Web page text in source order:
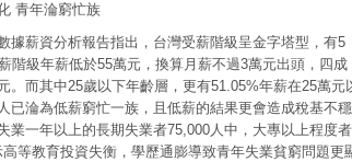
青年淪窮忙族
據薪資分析報告指出，台灣受薪階級呈金字塔型，有5
階級年薪低於55萬元，換算月薪不過3萬元出頭，四成
。而其中25歲以下年齡層，更有51.05%年薪在25萬元
已淪為低薪窮忙一族，且低薪的結果更會造成稅基不穩
業一年以上的長期失業者75,000人中，大專以上程度者
等教育投資失衡，學歷通膨導致青年失業貧窮問題更